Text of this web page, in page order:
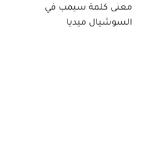
معنى كلمة سيمب في
السوشيال ميديا